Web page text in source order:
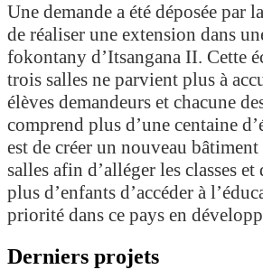
Une demande a été déposée par
de réaliser une extension dans
fokontany d’Itsangana II. Cette
trois salles ne parvient plus à
élèves demandeurs et chacune
comprend plus d’une centaine
est de créer un nouveau
salles afin d’alléger les classes et
plus d’enfants d’accéder à
priorité dans ce pays en
Derniers projets